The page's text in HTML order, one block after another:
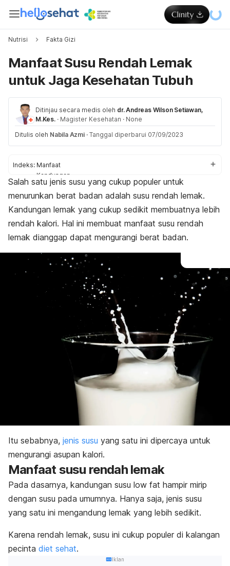
Nutrisi Fakta Gizi
Manfaat Susu Rendah Lemak
untuk Jaga Kesehatan Tubuh
Ditinjau secara medis oleh dr. Andreas Wilson Setiawan,
M.Kes. · Magister Kesehatan · None
Ditulis oleh Nabila Azmi · Tanggal diperbarui 07/09/2023
Indeks: Manfaat
Kandungan
Perbedaan susu rendah lemak dengan susu biasa
Efek samping susu rendah lemak
Salah satu jenis susu yang cukup populer untuk
menurunkan berat badan adalah susu rendah lemak.
Kandungan lemak yang cukup sedikit membuatnya lebih
rendah kalori. Hal ini membuat manfaat susu rendah
lemak dianggap dapat mengurangi berat badan.
Itu sebabnya, jenis susu yang satu ini dipercaya untuk
mengurangi asupan kalori.
Manfaat susu rendah lemak
Pada dasarnya, kandungan susu low fat hampir mirip
dengan susu pada umumnya. Hanya saja, jenis susu
yang satu ini mengandung lemak yang lebih sedikit.
Karena rendah lemak, susu ini cukup populer di kalangan
pecinta diet sehat.
Iklan